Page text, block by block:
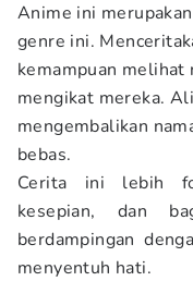
Anime ini
genre ini.
kemampuan melihat
mengikat mereka.
mengembalikan
bebas.
Cerita ini lebih
kesepian, dan
berdampingan
menyentuh hati.